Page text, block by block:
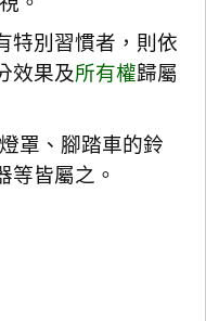
特別習慣者，則依
效果及所有權歸屬
罩、腳踏車的鈴
等皆屬之。